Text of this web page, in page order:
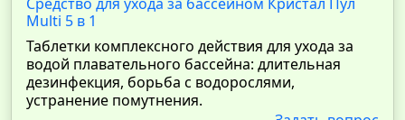
Multi 5 в 1
Таблетки комплексного действия для ухода за
водой плавательного бассейна: длительная
дезинфекция, борьба с водорослями,
устранение помутнения.